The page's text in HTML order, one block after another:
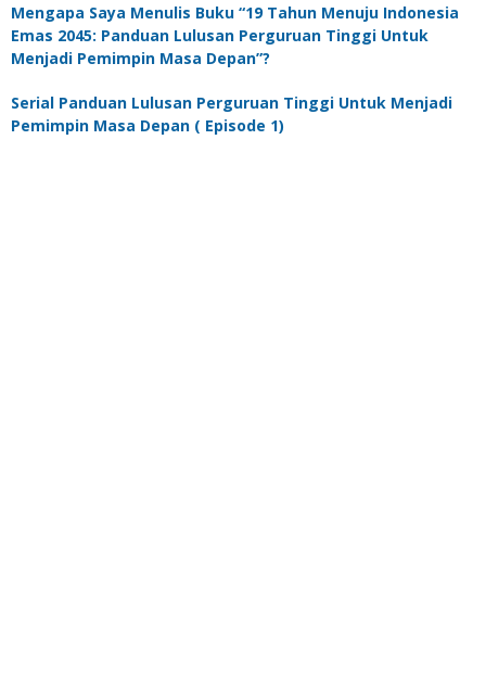
Mengapa Saya Menulis Buku “19 Tahun Menuju Indonesia
Emas 2045: Panduan Lulusan Perguruan Tinggi Untuk
Menjadi Pemimpin Masa Depan”?
Serial Panduan Lulusan Perguruan Tinggi Untuk Menjadi
Pemimpin Masa Depan ( Episode 1)